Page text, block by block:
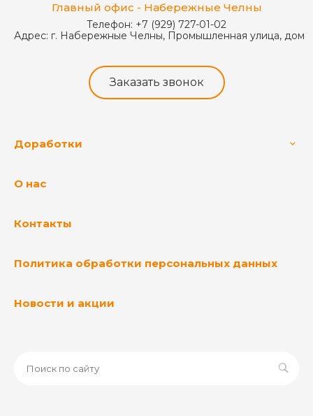
Главный офис - Набережные Челны
Телефон: +7 (929) 727-01-02
Адрес: г. Набережные Челны, Промышленная улица, дом
Заказать звонок
Доработки
О нас
Контакты
Политика обработки персональных данных
Новости и акции